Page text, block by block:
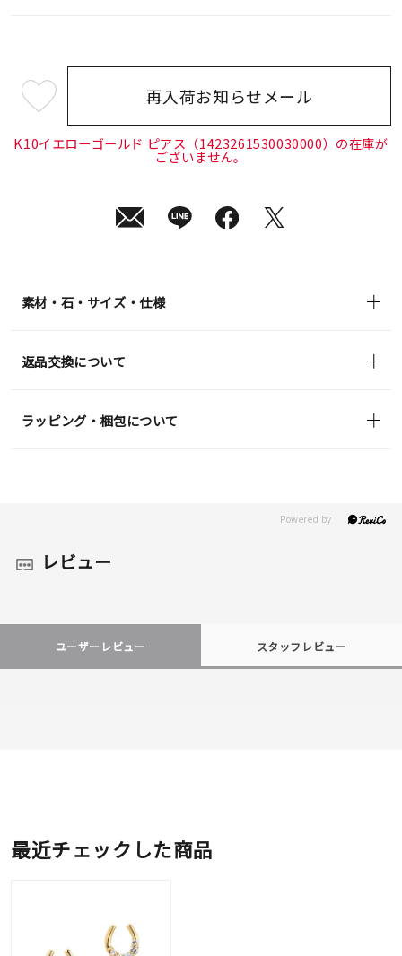
在庫 ¥35,200 (tax
in)
再入荷お知らせメール
K10イエローゴールド ピアス（1423261530030000）の在庫が
ございません。
素材・石・サイズ・仕様
返品交換について
ラッピング・梱包について
レビュー
ユーザーレビュー スタッフレビュー
最近チェックした商品